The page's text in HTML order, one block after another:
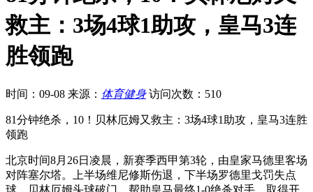
救主：3场4球1助攻，皇马3连
胜领跑
时间：09-08 来源： 体育健身 访问次数：510
81分钟绝杀，10！贝林厄姆又救主：3场4球1助攻，皇马3连胜
领跑
北京时间8月26日凌晨，新赛季西甲第3轮，由皇家马德里客场
对阵塞尔塔。上半场维尼修斯伤退，下半场罗德里戈罚失点
球，贝林厄姆头球破门，帮助皇马最终1-0绝杀对手，取得开